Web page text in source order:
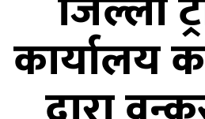
कार्यालय